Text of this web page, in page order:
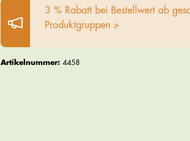
3 % Rabatt bei Bestellwert ab
Produktgruppen >
Artikelnummer: 4458